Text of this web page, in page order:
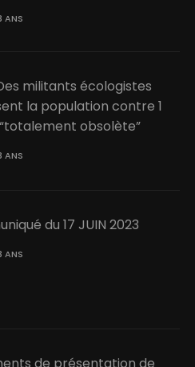
ANS
militants écologistes
la population contre 1
obsolète”
ANS
du 17 JUIN 2023
ANS